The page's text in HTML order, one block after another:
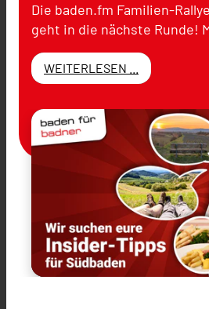
Die baden.fm Familien-
geht in die nächste Runde!
WEITERLESEN ...